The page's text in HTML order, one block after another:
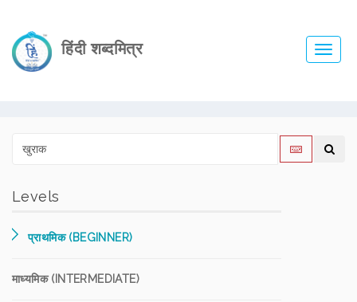
हिंदी शब्दमित्र
Levels
प्राथमिक (BEGINNER)
माध्यमिक (INTERMEDIATE)